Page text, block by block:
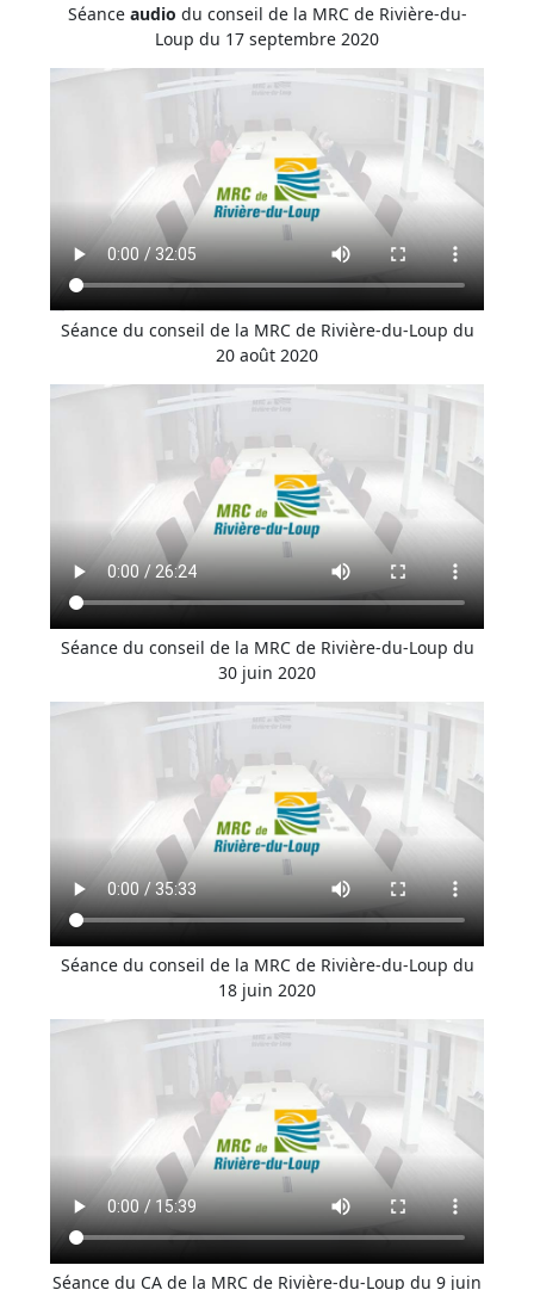
Séance audio du conseil de la MRC de Rivière-du-
Loup du 17 septembre 2020
Séance du conseil de la MRC de Rivière-du-Loup du
20 août 2020
Séance du conseil de la MRC de Rivière-du-Loup du
30 juin 2020
Séance du conseil de la MRC de Rivière-du-Loup du
18 juin 2020
Séance du CA de la MRC de Rivière-du-Loup du 9 juin